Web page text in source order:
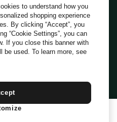
Cookie
Codice Etico
DPO: dpo@everli.com
to understand how you
shopping experience
By clicking “Accept”, you
“Cookie Settings”, you can
If you close this banner with
be used. To learn more, see